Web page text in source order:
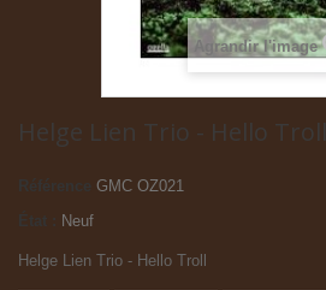
Agrandir l'image
Helge Lien Trio - Hello Troll
Référence
GMC OZ021
Neuf
Helge Lien Trio - Hello Troll